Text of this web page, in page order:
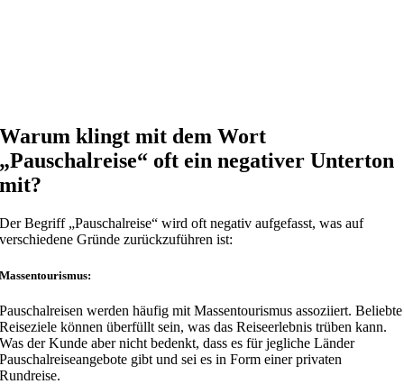
Warum klingt mit dem Wort
„Pauschalreise“ oft ein negativer Unterton
mit?
Der Begriff „Pauschalreise“ wird oft negativ aufgefasst, was auf
verschiedene Gründe zurückzuführen ist:
Massentourismus:
Pauschalreisen werden häufig mit Massentourismus assoziiert. Beliebte
Reiseziele können überfüllt sein, was das Reiseerlebnis trüben kann.
Was der Kunde aber nicht bedenkt, dass es für jegliche Länder
Pauschalreiseangebote gibt und sei es in Form einer privaten
Rundreise.